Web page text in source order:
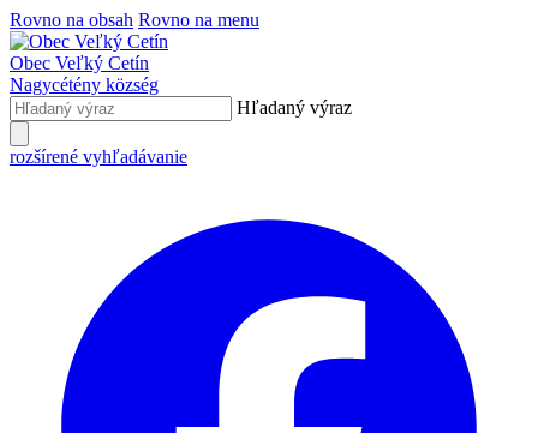
Rovno na obsah Rovno na menu
Obec Veľký Cetín
Nagycétény község
Hľadaný výraz
rozšírené vyhľadávanie